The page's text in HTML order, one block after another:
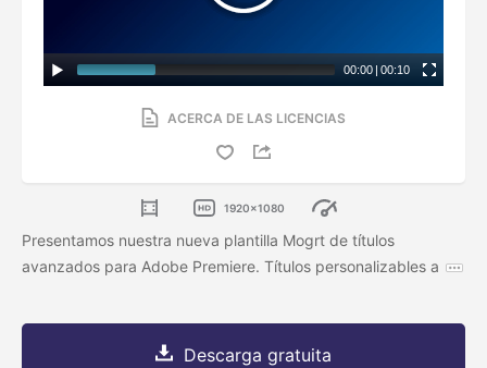
00:00 | 00:10
ACERCA DE LAS LICENCIAS
1920x1080
Presentamos nuestra nueva plantilla Mogrt de títulos
avanzados para Adobe Premiere. Títulos personalizables a
Descarga gratuita